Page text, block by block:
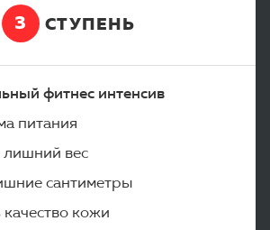
3 СТУПЕНЬ
фитнес интенсив
питания
лишний вес
сантиметры
кожи